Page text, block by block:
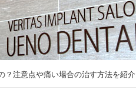
？注意点や痛い場合の治す方法を紹介